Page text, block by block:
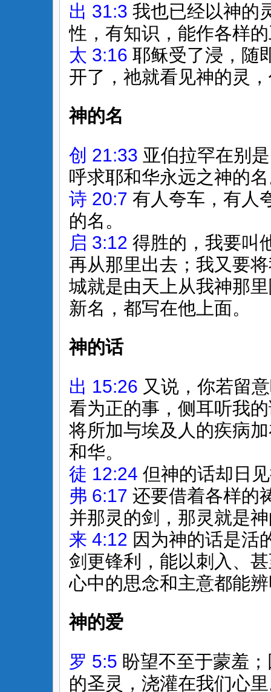
出 31:3 我也已经以神的
性，有知识，能作各样
太 3:16 耶稣受了浸，随
开了，祂就看见神的灵
神的名
创 21:33 亚伯拉罕在别
呼求耶和华永远之神的
诗 20:7 有人夸车，有人
的名。
启 3:12 得胜的，我要叫
再从那里出去；我又要
城就是由天上从我神那
新名，都写在他上面。
神的话
出 15:26 又说，你若留
看为正的事，侧耳听我
将所加与埃及人的疾病
和华。
徒 12:24 但神的话却日
弗 6:17 还要借着各样的
并那灵的剑，那灵就是
来 4:12 因为神的话是活
剑更锋利，能以刺入、
心中的思念和主意都能
神的爱
罗 5:5 盼望不至于蒙羞
的圣灵，浇灌在我们心